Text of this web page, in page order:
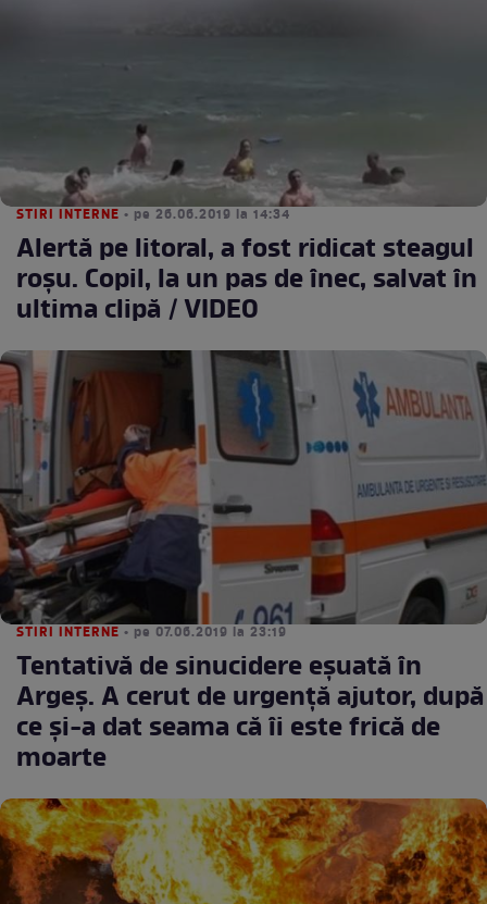
STIRI INTERNE • pe 26.06.2019 la 14:34
Alertă pe litoral, a fost ridicat steagul
roşu. Copil, la un pas de înec, salvat în
ultima clipă / VIDEO
STIRI INTERNE • pe 07.06.2019 la 23:19
Tentativă de sinucidere eşuată în
Argeş. A cerut de urgenţă ajutor, după
ce şi-a dat seama că îi este frică de
moarte